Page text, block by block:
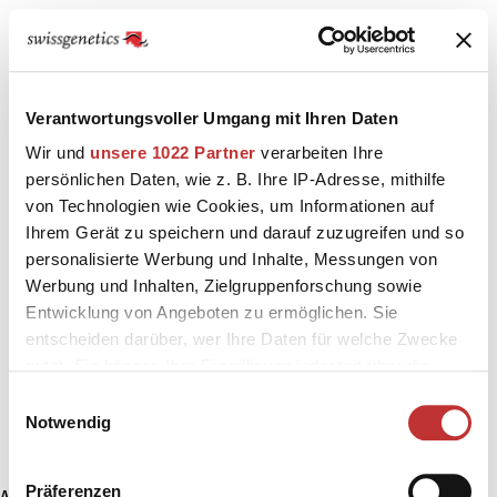
Verantwortungsvoller Umgang mit Ihren Daten
Wir und unsere 1022 Partner verarbeiten Ihre
persönlichen Daten, wie z. B. Ihre IP-Adresse, mithilfe
von Technologien wie Cookies, um Informationen auf
Ihrem Gerät zu speichern und darauf zuzugreifen und so
personalisierte Werbung und Inhalte, Messungen von
Werbung und Inhalten, Zielgruppenforschung sowie
Entwicklung von Angeboten zu ermöglichen. Sie
entscheiden darüber, wer Ihre Daten für welche Zwecke
Trigger Symbol ändern oder widerrufen
Notwendig
Präferenzen